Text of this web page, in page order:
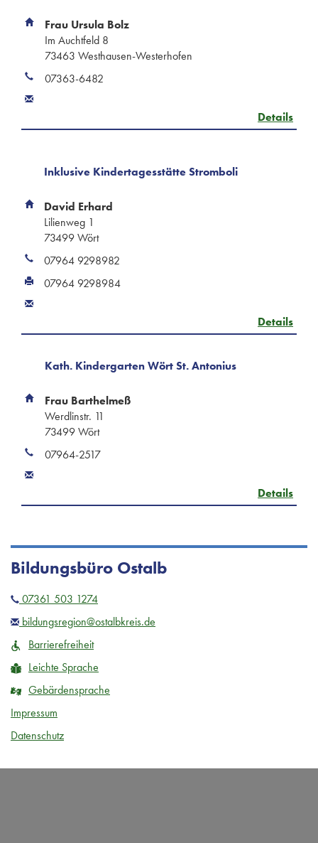
Frau Ursula Bolz
Im Auchtfeld 8
73463 Westhausen-Westerhofen
07363-6482
Details
Inklusive Kindertagesstätte Stromboli
David Erhard
Lilienweg 1
73499 Wört
07964 9298982
07964 9298984
Details
Kath. Kindergarten Wört St. Antonius
Frau Barthelmeß
Werdlinstr. 11
73499 Wört
07964-2517
Details
Bildungsbüro Ostalb
07361 503 1274
bildungsregion@ostalbkreis.de
Barrierefreiheit
Leichte Sprache
Gebärdensprache
Impressum
Datenschutz